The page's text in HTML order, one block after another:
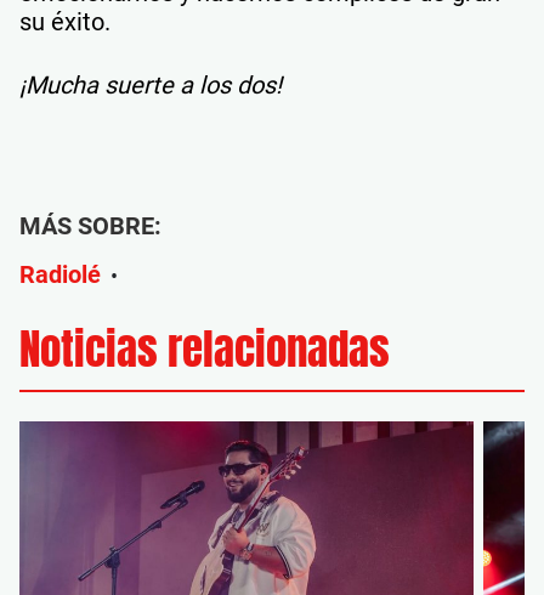
su éxito.
¡Mucha suerte a los dos!
MÁS SOBRE:
Radiolé •
Noticias relacionadas